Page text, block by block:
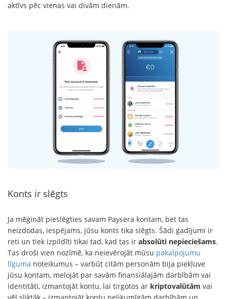
aktīvs pēc vienas vai divām dienām.
Konts ir slēgts
Ja mēģināt pieslēgties savam Paysera kontam, bet tas
neizdodas, iespējams, jūsu konts tika slēgts. Šādi gadījumi ir
reti un tiek izpildīti tikai tad, kad tas ir absolūti nepieciešams.
Tas droši vien nozīmē, ka neievērojāt mūsu pakalpojumu
līguma noteikumus – varbūt citām personām bija piekļuve
jūsu kontam, melojāt par savām finansiālajām darbībām vai
identitāti, izmantojāt kontu, lai tirgotos ar kriptovalūtām vai